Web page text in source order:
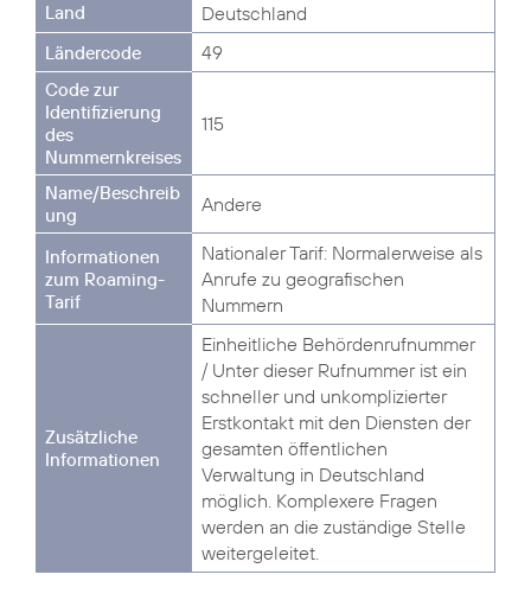
Deutschland
49
115
Andere
Nationaler Tarif: Normalerweise als
Anrufe zu geografischen
Nummern
Einheitliche Behördenrufnummer
/ Unter dieser Rufnummer ist ein
schneller und unkomplizierter
Erstkontakt mit den Diensten der
gesamten öffentlichen
Verwaltung in Deutschland
möglich. Komplexere Fragen
werden an die zuständige Stelle
weitergeleitet.